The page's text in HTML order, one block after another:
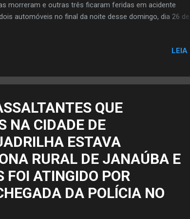
morreram e outras três ficaram feridas em acidente
automóveis no final da noite desse domingo, dia 26
à comunidade de Catuni, onde ocorreu a batida entre
O condutor de 30 anos, que estava no Vectra também
que duas mulheres e uma criança que viajavam no
Militar. Uma menina de 7 anos teve fratura no
Uma mulher de 47 anos apresent...
LEIA
QUE
NA CIDADE DE
ESTAVA
RURAL DE JANAÚBA E
FOI ATINGIDO POR
DA POLÍCIA NO